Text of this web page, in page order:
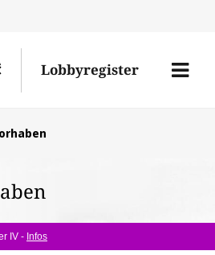
Lobbyregister
Menü
IV - Infos